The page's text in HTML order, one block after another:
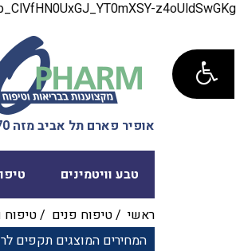
z4oUldSwGKg
אופיר פארם תל אביב מזה 70 שנה
טבע וויטמינים
ראשי /טיפוח פנים /טיפוח
המחירים המוצגים תקפים